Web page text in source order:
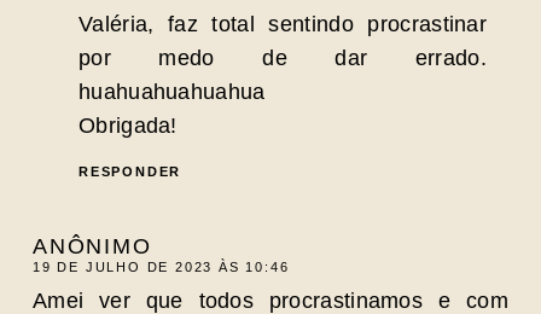
Valéria, faz total sentindo procrastinar
por medo de dar errado.
huahuahuahuahua
Obrigada!
RESPONDER
ANÔNIMO
19 DE JULHO DE 2023 ÀS 10:46
Amei ver que todos procrastinamos e com